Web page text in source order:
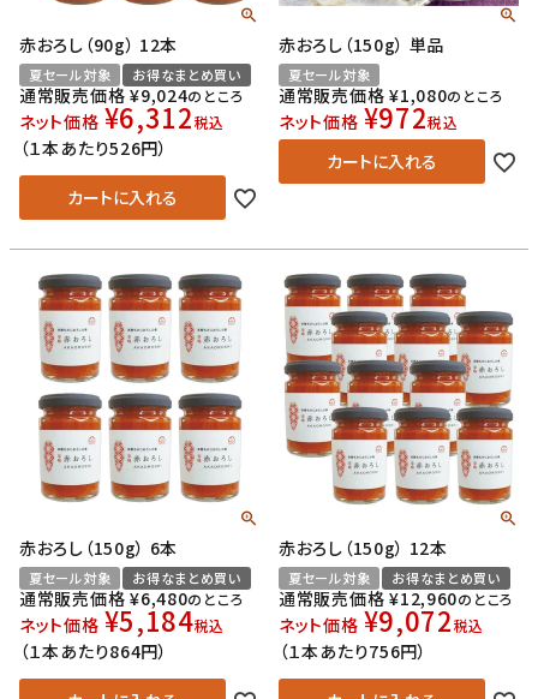
赤おろし（90g） 12本
夏セール対象 お得なまとめ買い
通常販売価格 ¥9,024のところ
ネット価格 ¥6,312税込
（１本あたり526円）
カートに入れる
赤おろし（150g） 単品
夏セール対象
通常販売価格 ¥1,080のところ
ネット価格 ¥972税込
カートに入れる
赤おろし（150g） 6本
夏セール対象 お得なまとめ買い
通常販売価格 ¥6,480のところ
ネット価格 ¥5,184税込
（１本あたり864円）
赤おろし（150g） 12本
夏セール対象 お得なまとめ買い
通常販売価格 ¥12,960のところ
ネット価格 ¥9,072税込
（１本あたり756円）